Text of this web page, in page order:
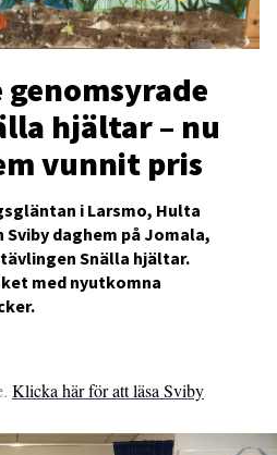
hjältar – nu
vunnit pris
i Larsmo, Hulta
daghem på Jomala,
Snälla hjältar.
med nyutkomna
Klicka här för att läsa Sviby